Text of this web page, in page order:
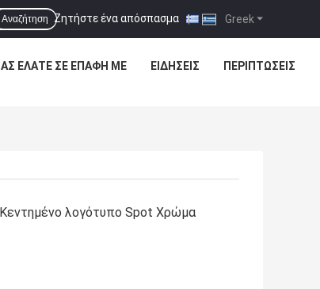
Greek
Ζητήστε ένα απόσπασμα |
Αναζήτηση
ΕΛΆΤΕ ΣΕ ΕΠΑΦΉ ΜΕ ΕΙΔΉΣΕΙΣ ΠΕΡΙΠΤΏΣΕΙΣ
λογότυπο Spot Χρώμα